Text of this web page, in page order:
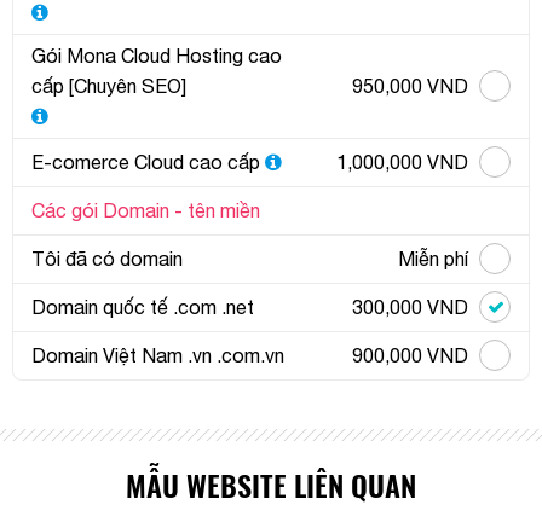
Gói Mona Cloud Hosting cao
cấp [Chuyên SEO]
950,000 VND
E-comerce Cloud cao cấp 1,000,000 VND
Các gói Domain - tên miền
Tôi đã có domain Miễn phí
Domain quốc tế .com .net 300,000 VND
Domain Việt Nam .vn .com.vn 900,000 VND
MẪU WEBSITE LIÊN QUAN